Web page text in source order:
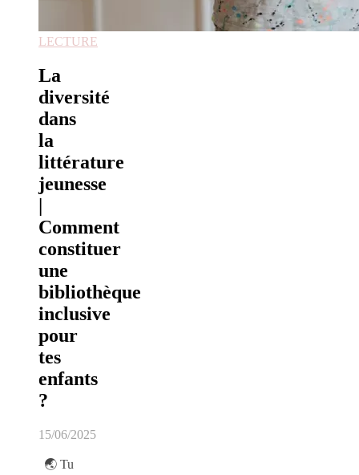
LECTURE
La
diversité
dans
la
littérature
jeunesse
|
Comment
constituer
une
bibliothèque
inclusive
pour
tes
enfants
?
15/06/2025
🌏 Tu